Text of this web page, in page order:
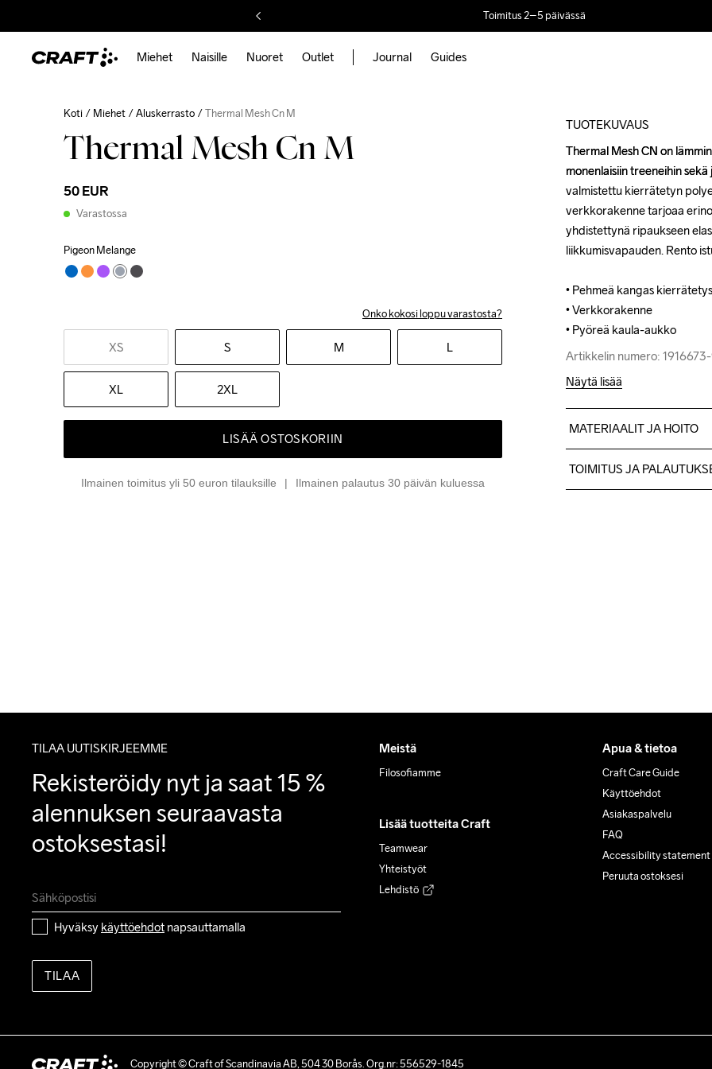
Toimitus 2–5 päivässä
Miehet Naisille Nuoret Outlet Journal Guides
Koti Miehet Aluskerrasto Thermal Mesh Cn M
Thermal Mesh Cn M
50 EUR
Varastossa
Pigeon Melange
Onko kokosi loppu varastosta?
XS S M L
XL 2XL
LISÄÄ OSTOSKORIIN
Ilmainen toimitus yli 50 euron tilauksille Ilmainen palautus 30 päivän kuluessa
TUOTEKUVAUS
Thermal Mesh CN on
monenlaisiin treeneihin
valmistettu kierrätetyn
verkkorakenne tarjoaa
yhdistettynä ripaukseen
liikkumisvapauden. Rento
• Pehmeä kangas
• Verkkorakenne
• Pyöreä kaula-aukko
Artikkelin numero:
Thermal Mesh CN on
monenlaisiin treeneihin
valmistettu kierrätetyn
verkkorakenne tarjoaa
yhdistettynä ripaukseen
liikkumisvapauden. Rento
• Pehmeä kangas
• Verkkorakenne
• Pyöreä kaula-aukko
Artikkelin numero:
Näytä lisää
MATERIAALIT JA HOITO
TOIMITUS JA
TILAA UUTISKIRJEEMME
Rekisteröidy nyt ja saat 15 %
alennuksen seuraavasta
ostoksestasi!
Hyväksy käyttöehdot napsauttamalla
TILAA
Meistä
Filosofiamme
Lisää tuotteita Craft
Teamwear
Yhteistyöt
Lehdistö
Apua & tietoa
Craft Care Guide
Käyttöehdot
Asiakaspalvelu
FAQ
Accessibility statement
Peruuta ostoksesi
Copyright © Craft of Scandinavia AB, 504 30 Borås. Org.nr: 556529-1845